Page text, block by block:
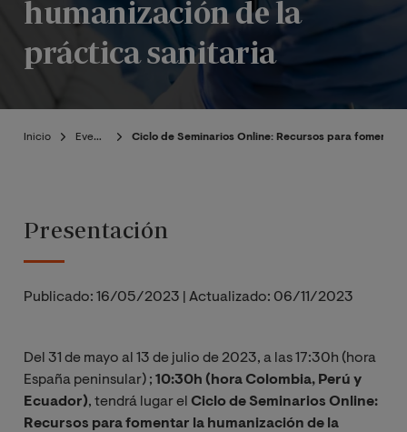
humanización de la
práctica sanitaria
Inicio Eventos Ciclo de Seminarios Online: Recursos para
Presentación
Publicado: 16/05/2023 Actualizado: 06/11/2023
Del 31 de mayo al 13 de julio de 2023, a las 17:30h (hora
España peninsular) ; 10:30h (hora Colombia, Perú y
Ecuador), tendrá lugar el Ciclo de Seminarios Online:
Recursos para fomentar la humanización de la